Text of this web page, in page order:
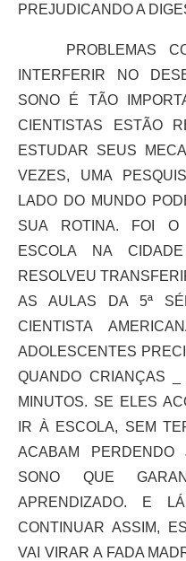
PREJUDICANDO A
PROBLEMAS
INTERFERIR NO
SONO É TÃO
CIENTISTAS ESTÃO
ESTUDAR SEUS
VEZES, UMA
LADO DO MUNDO
SUA ROTINA. FOI O
ESCOLA NA
RESOLVEU
AS AULAS DA 5ª
CIENTISTA
ADOLESCENTES
QUANDO CRIANÇAS
MINUTOS. SE ELES
IR À ESCOLA, SEM
ACABAM
SONO QUE
APRENDIZADO. E
CONTINUAR ASSIM,
VAI VIRAR A FADA